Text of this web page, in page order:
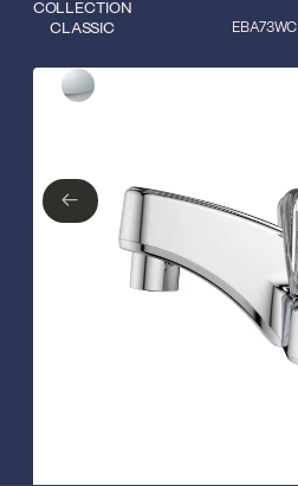
COLLECTION
CLASSIC
Type de finition
←